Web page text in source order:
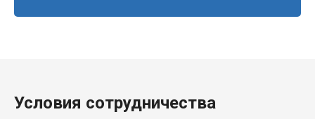
Условия сотрудничества